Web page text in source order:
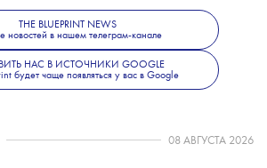
красоте и современной культуре —
Blueprint News.
THE BLUEPRINT NEWS
новостей в нашем телеграм-канале
НАС В ИСТОЧНИКИ GOOGLE
будет чаще появляться у вас в Google
08 АВГУСТА 2026